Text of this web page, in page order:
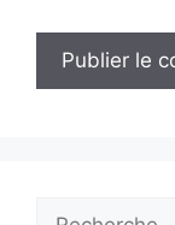
Rechercher :